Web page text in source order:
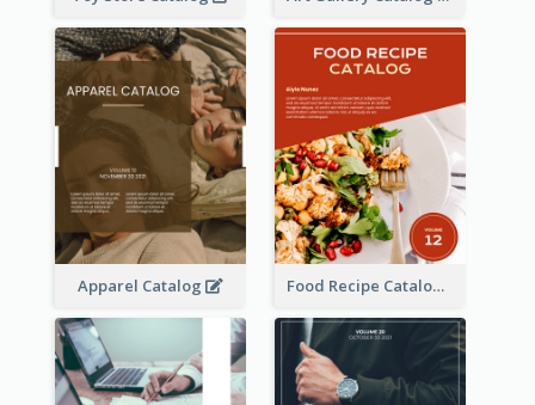
Apparel Catalog Food Recipe Catalog